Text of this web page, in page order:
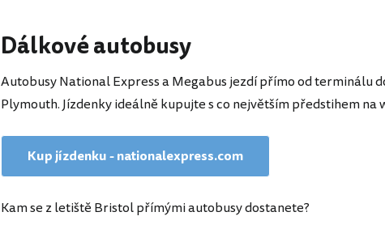
Dálkové autobusy
Autobusy National Express a Megabus jezdí přímo od terminálu
Plymouth. Jízdenky ideálně kupujte s co největším předstihem na
Kup jízdenku - nationalexpress.com
Kam se z letiště Bristol přímými autobusy dostanete?